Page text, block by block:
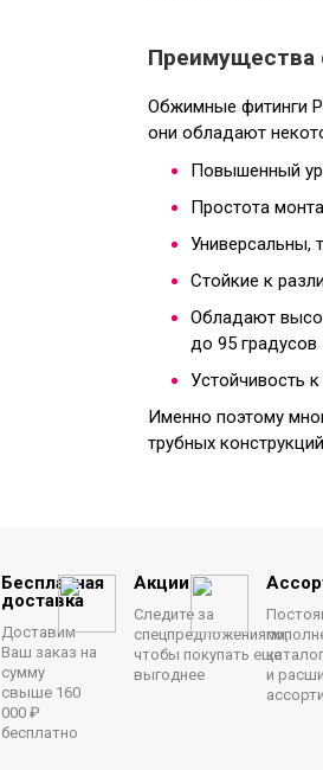
Преимущества
Обжимные фитинги
они обладают
Повышенный
Простота
Универсальны,
Стойкие к
Обладают
до 95 градусов
Устойчивость
Именно поэтому
трубных
Бесплатная
доставка
Доставим
Ваш заказ на
сумму
свыше 160
000 ₽
бесплатно
Акции
Следите за
спецпредложениями,
чтобы покупать еще
выгоднее
и